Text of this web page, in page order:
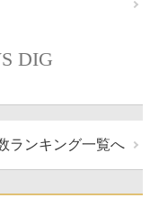
DIG
ランキング一覧へ